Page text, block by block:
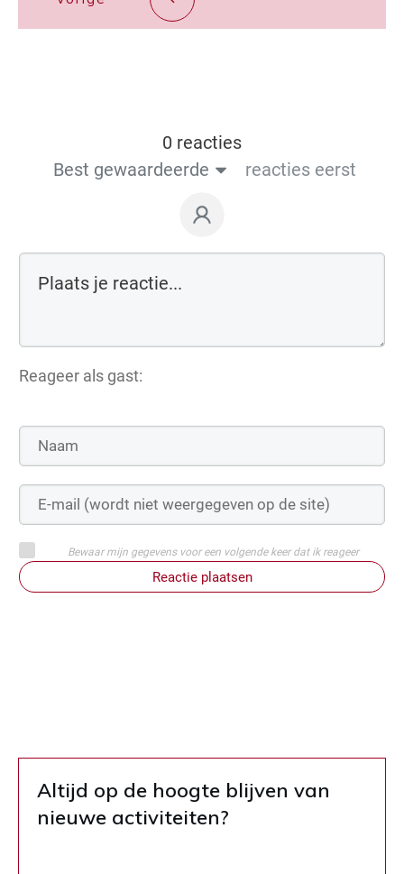
0 reacties
Best gewaardeerde
reacties eerst
Reageer als gast:
Bewaar mijn gegevens voor een volgende keer dat ik reageer
Reactie plaatsen
Altijd op de hoogte blijven van
nieuwe activiteiten?